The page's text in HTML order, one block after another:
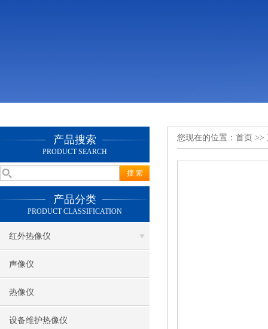
产品搜索
PRODUCT SEARCH
产品分类
PRODUCT CLASSIFICATION
红外热像仪
声像仪
热像仪
设备维护热像仪
您现在的位置： 首页 >>